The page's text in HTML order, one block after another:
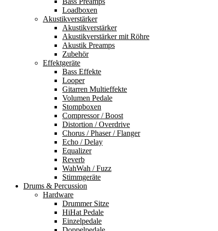
Loadboxen
Akustikverstärker
Akustikverstärker
Akustikverstärker mit Röhre
Akustik Preamps
Zubehör
Effektgeräte
Bass Effekte
Looper
Gitarren Multieffekte
Volumen Pedale
Stompboxen
Compressor / Boost
Distortion / Overdrive
Chorus / Phaser / Flanger
Echo / Delay
Equalizer
Reverb
WahWah / Fuzz
Stimmgeräte
Drums & Percussion
Hardware
Drummer Sitze
HiHat Pedale
Einzelpedale